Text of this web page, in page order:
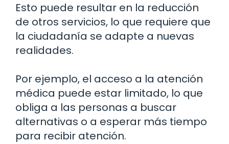
Esto puede resultar en la reducción
de otros servicios, lo que requiere que
la ciudadanía se adapte a nuevas
realidades.
Por ejemplo, el acceso a la atención
médica puede estar limitado, lo que
obliga a las personas a buscar
alternativas o a esperar más tiempo
para recibir atención.